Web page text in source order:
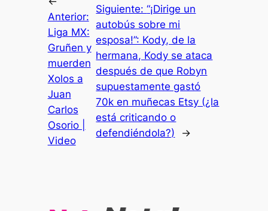
Anterior:
Liga MX:
Gruñen y
muerden
Xolos a
Juan
Carlos
Osorio |
Video
Siguiente:“¡Dirige un
autobús sobre mi
esposa!”: Kody, de la
hermana, Kody se ataca
después de que Robyn
supuestamente gastó
70k en muñecas Etsy (¿la
está criticando o
defendiéndola?)
→